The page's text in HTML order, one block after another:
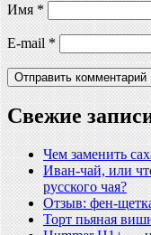
Имя *
E-mail *
Свежие
Чем заменить
Иван-чай, или
русского чая?
Отзыв: фен-
Торт пьяная